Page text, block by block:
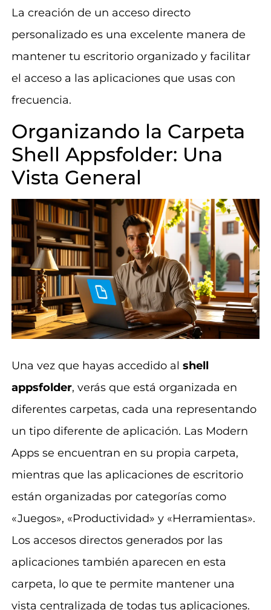
La creación de un acceso directo
personalizado es una excelente manera de
mantener tu escritorio organizado y facilitar
el acceso a las aplicaciones que usas con
frecuencia.
Organizando la Carpeta
Shell Appsfolder: Una
Vista General
Una vez que hayas accedido al shell
appsfolder, verás que está organizada en
diferentes carpetas, cada una representando
un tipo diferente de aplicación. Las Modern
Apps se encuentran en su propia carpeta,
mientras que las aplicaciones de escritorio
están organizadas por categorías como
«Juegos», «Productividad» y «Herramientas».
Los accesos directos generados por las
aplicaciones también aparecen en esta
carpeta, lo que te permite mantener una
vista centralizada de todas tus aplicaciones.